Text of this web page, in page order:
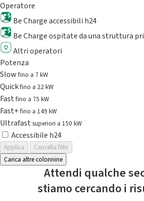
Operatore
Be Charge accessibili h24
Be Charge ospitate da una struttura
Altri operatori
Potenza
Slowfino a 7 kW
Quickfino a 22 kW
Fastfino a 75 kW
Fast+fino a 149 kW
Ultrafast superiori a 150 kW
Accessibile h24
Applica
Cancella filtri
Carica altre colonnine
Attendi qualche
stiamo cercando i